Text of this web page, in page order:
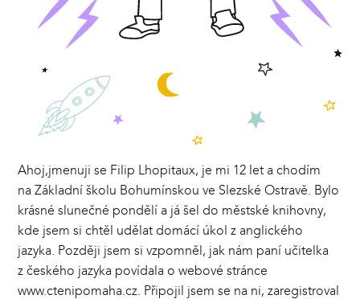
Ahoj,jmenuji se Filip Lhopitaux, je mi 12 let a chodím
na Základní školu Bohumínskou ve Slezské Ostravě. Bylo
krásné slunečné pondělí a já šel do městské knihovny,
kde jsem si chtěl udělat domácí úkol z anglického
jazyka. Později jsem si vzpomněl, jak nám paní učitelka
z českého jazyka povídala o webové stránce
www.ctenipomaha.cz. Připojil jsem se na ni, zaregistroval